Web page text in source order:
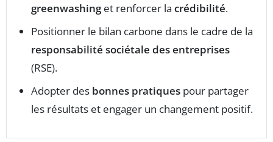
greenwashinget renforcer la crédibilité.
Positionner le bilan carbone dans le cadre de la
responsabilité sociétale des entreprises
(RSE).
Adopter des bonnes pratiques pour partager
les résultats et engager un changement positif.